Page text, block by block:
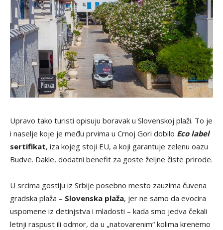
Upravo tako turisti opisuju boravak u Slovenskoj plaži. To je
i naselje koje je među prvima u Crnoj Gori dobilo Eco label
sertifikat, iza kojeg stoji EU, a koji garantuje zelenu oazu
Budve. Dakle, dodatni benefit za goste željne čiste prirode.
U srcima gostiju iz Srbije posebno mesto zauzima čuvena
gradska plaža – Slovenska plaža, jer ne samo da evocira
uspomene iz detinjstva i mladosti – kada smo jedva čekali
letnji raspust ili odmor, da u „natovarenim“ kolima krenemo